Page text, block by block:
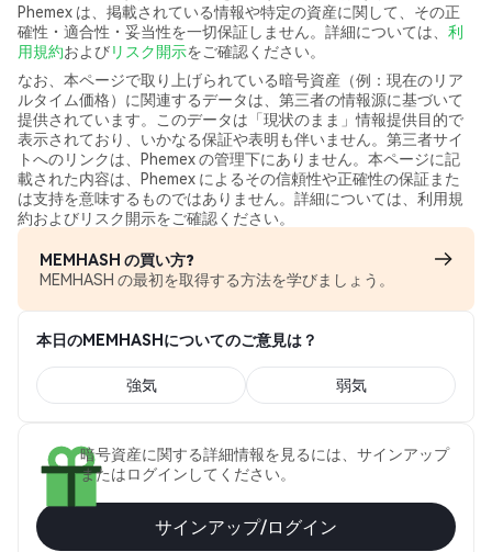
Phemex は、掲載されている情報や特定の資産に関して、その正
確性・適合性・妥当性を一切保証しません。詳細については、 利
用規約およびリスク開示をご確認ください。
なお、本ページで取り上げられている暗号資産（例：現在のリア
ルタイム価格）に関連するデータは、第三者の情報源に基づいて
提供されています。このデータは「現状のまま」情報提供目的で
表示されており、いかなる保証や表明も伴いません。第三者サイ
トへのリンクは、Phemex の管理下にありません。本ページに記
載された内容は、Phemex によるその信頼性や正確性の保証また
は支持を意味するものではありません。詳細については、利用規
約およびリスク開示をご確認ください。
MEMHASH の買い方?
MEMHASH の最初を取得する方法を学びましょう。
本日のMEMHASHについてのご意見は？
強気 弱気
暗号資産に関する詳細情報を見るには、サインアップ
またはログインしてください。
サインアップ/ログイン